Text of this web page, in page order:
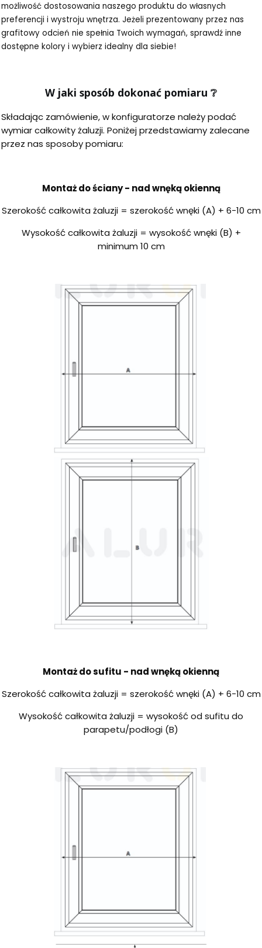
możliwość dostosowania naszego produktu do własnych
preferencji i wystroju wnętrza. Jeżeli prezentowany przez nas
grafitowy odcień nie spełnia Twoich wymagań, sprawdź inne
dostępne kolory i wybierz idealny dla siebie!
W jaki sposób dokonać pomiaru ❔
Składając zamówienie, w konfiguratorze należy podać
wymiar całkowity żaluzji. Poniżej przedstawiamy zalecane
przez nas sposoby pomiaru:
Montaż do ściany - nad wnęką okienną
Szerokość całkowita żaluzji = szerokość wnęki (A) + 6-10 cm
Wysokość całkowita żaluzji = wysokość wnęki (B) +
minimum 10 cm
Montaż do sufitu - nad wnęką okienną
Szerokość całkowita żaluzji = szerokość wnęki (A) + 6-10 cm
Wysokość całkowita żaluzji = wysokość od sufitu do
parapetu/podłogi (B)